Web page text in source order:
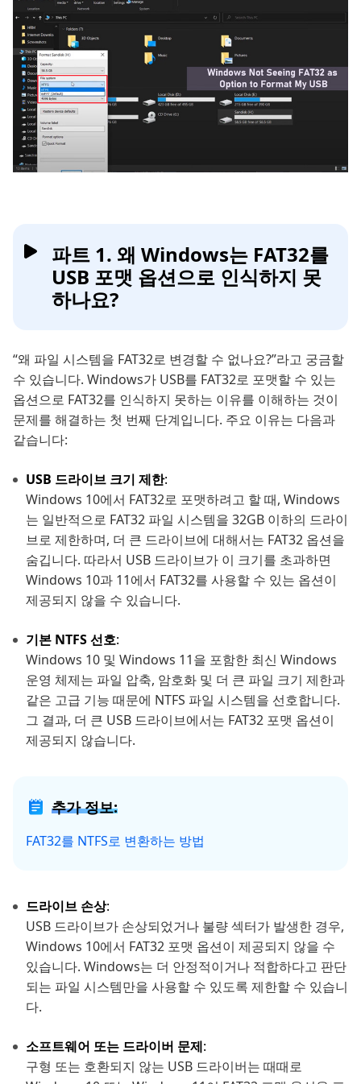
파트 1. 왜 Windows는 FAT32를
USB 포맷 옵션으로 인식하지 못
하나요?
“왜 파일 시스템을 FAT32로 변경할 수 없나요?”라고 궁금할
수 있습니다. Windows가 USB를 FAT32로 포맷할 수 있는
옵션으로 FAT32를 인식하지 못하는 이유를 이해하는 것이
문제를 해결하는 첫 번째 단계입니다. 주요 이유는 다음과
같습니다:
USB 드라이브 크기 제한:
Windows 10에서 FAT32로 포맷하려고 할 때, Windows
는 일반적으로 FAT32 파일 시스템을 32GB 이하의 드라이
브로 제한하며, 더 큰 드라이브에 대해서는 FAT32 옵션을
숨깁니다. 따라서 USB 드라이브가 이 크기를 초과하면
Windows 10과 11에서 FAT32를 사용할 수 있는 옵션이
제공되지 않을 수 있습니다.
기본 NTFS 선호:
Windows 10 및 Windows 11을 포함한 최신 Windows
운영 체제는 파일 압축, 암호화 및 더 큰 파일 크기 제한과
같은 고급 기능 때문에 NTFS 파일 시스템을 선호합니다.
그 결과, 더 큰 USB 드라이브에서는 FAT32 포맷 옵션이
제공되지 않습니다.
추가 정보:
FAT32를 NTFS로 변환하는 방법
드라이브 손상:
USB 드라이브가 손상되었거나 불량 섹터가 발생한 경우,
Windows 10에서 FAT32 포맷 옵션이 제공되지 않을 수
있습니다. Windows는 더 안정적이거나 적합하다고 판단
되는 파일 시스템만을 사용할 수 있도록 제한할 수 있습니
다.
소프트웨어 또는 드라이버 문제:
구형 또는 호환되지 않는 USB 드라이버는 때때로